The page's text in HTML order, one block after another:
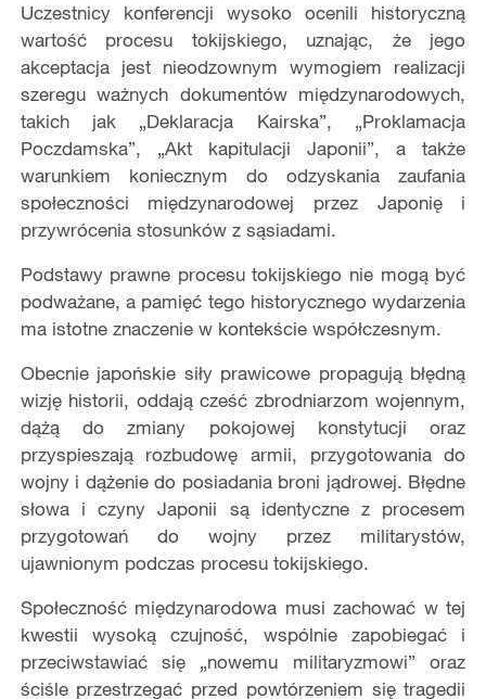
Uczestnicy konferencji wysoko ocenili historyczną
wartość procesu tokijskiego, uznając, że jego
akceptacja jest nieodzownym wymogiem realizacji
szeregu ważnych dokumentów międzynarodowych,
takich jak „Deklaracja Kairska”, „Proklamacja
Poczdamska”, „Akt kapitulacji Japonii”, a także
warunkiem koniecznym do odzyskania zaufania
społeczności międzynarodowej przez Japonię i
przywrócenia stosunków z sąsiadami.
Podstawy prawne procesu tokijskiego nie mogą być
podważane, a pamięć tego historycznego wydarzenia
ma istotne znaczenie w kontekście współczesnym.
Obecnie japońskie siły prawicowe propagują błędną
wizję historii, oddają cześć zbrodniarzom wojennym,
dążą do zmiany pokojowej konstytucji oraz
przyspieszają rozbudowę armii, przygotowania do
wojny i dążenie do posiadania broni jądrowej. Błędne
słowa i czyny Japonii są identyczne z procesem
przygotowań do wojny przez militarystów,
ujawnionym podczas procesu tokijskiego.
Społeczność międzynarodowa musi zachować w tej
kwestii wysoką czujność, wspólnie zapobiegać i
przeciwstawiać się „nowemu militaryzmowi” oraz
ściśle przestrzegać przed powtórzeniem się tragedii